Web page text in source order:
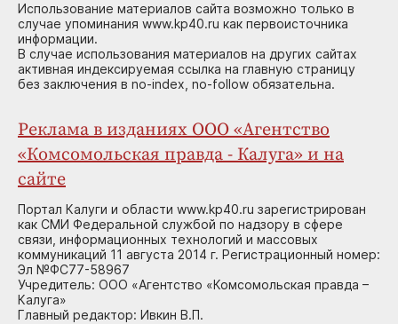
Использование материалов сайта возможно только в
случае упоминания www.kp40.ru как первоисточника
информации.
В случае использования материалов на других сайтах
активная индексируемая ссылка на главную страницу
без заключения в no-index, no-follow обязательна.
Реклама в изданиях ООО «Агентство
«Комсомольская правда - Калуга» и на
сайте
Портал Калуги и области www.kp40.ru зарегистрирован
как СМИ Федеральной службой по надзору в сфере
связи, информационных технологий и массовых
коммуникаций 11 августа 2014 г. Регистрационный номер:
Эл №ФС77-58967
Учредитель: ООО «Агентство «Комсомольская правда –
Калуга»
Главный редактор: Ивкин В.П.